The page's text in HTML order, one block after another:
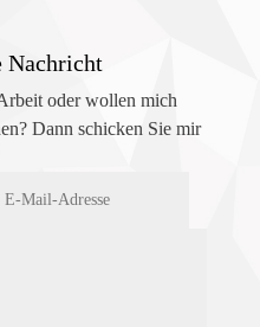
Nachricht
oder wollen mich
Dann schicken Sie mir